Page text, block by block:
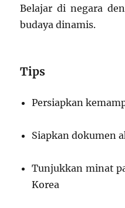
Belajar di negara
budaya dinamis.
Tips
Persiapkan
Siapkan dokumen
Tunjukkan minat
Korea